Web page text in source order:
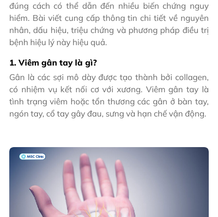
đúng cách có thể dẫn đến nhiều biến chứng nguy
hiểm. Bài viết cung cấp thông tin chi tiết về nguyên
nhân, dấu hiệu, triệu chứng và phương pháp điều trị
bệnh hiệu lý này hiệu quả.
1. Viêm gân tay là gì?
Gân là các sợi mô dày được tạo thành bởi collagen,
có nhiệm vụ kết nối cơ với xương. ​Viêm gân tay là
tình trạng viêm hoặc tổn thương các gân ở bàn tay,
ngón tay, cổ tay gây đau, sưng và hạn chế vận động.